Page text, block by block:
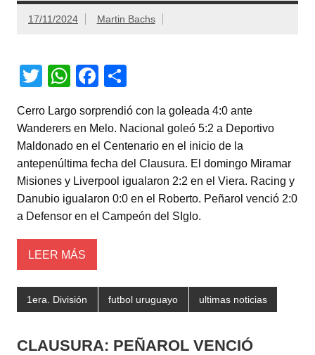
17/11/2024 Martin Bachs
T
tt
er
W
at
s
A
p
p
F
c
e
b
o
o
o
m
p
ar
tir
Cerro Largo sorprendió con la goleada 4:0 ante
Wanderers en Melo. Nacional goleó 5:2 a Deportivo
Maldonado en el Centenario en el inicio de la
antepenúltima fecha del Clausura. El domingo Miramar
Misiones y Liverpool igualaron 2:2 en el Viera. Racing y
Danubio igualaron 0:0 en el Roberto. Peñarol venció 2:0
a Defensor en el Campeón del SIglo.
LEER MÁS
1era. División futbol uruguayo ultimas noticias
CLAUSURA: PEÑAROL VENCIÓ